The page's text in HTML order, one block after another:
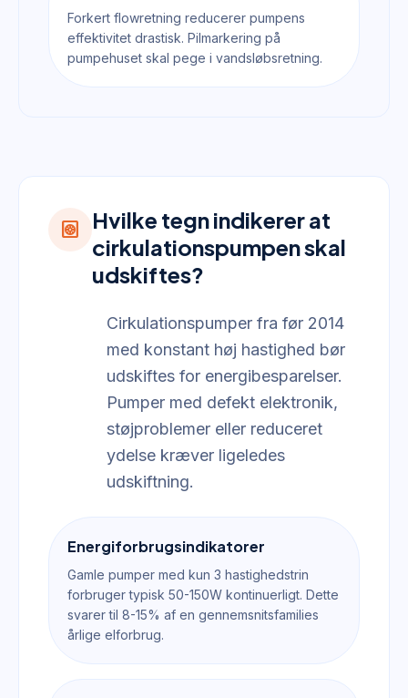
Forkert flowretning reducerer pumpens
effektivitet drastisk. Pilmarkering på
pumpehuset skal pege i vandsløbsretning.
heat_pump
Hvilke tegn indikerer at
cirkulationspumpen skal
udskiftes?
Cirkulationspumper fra før 2014
med konstant høj hastighed bør
udskiftes for energibesparelser.
Pumper med defekt elektronik,
støjproblemer eller reduceret
ydelse kræver ligeledes
udskiftning.
Energiforbrugsindikatorer
Gamle pumper med kun 3 hastighedstrin
forbruger typisk 50-150W kontinuerligt. Dette
svarer til 8-15% af en gennemsnitsfamilies
årlige elforbrug.